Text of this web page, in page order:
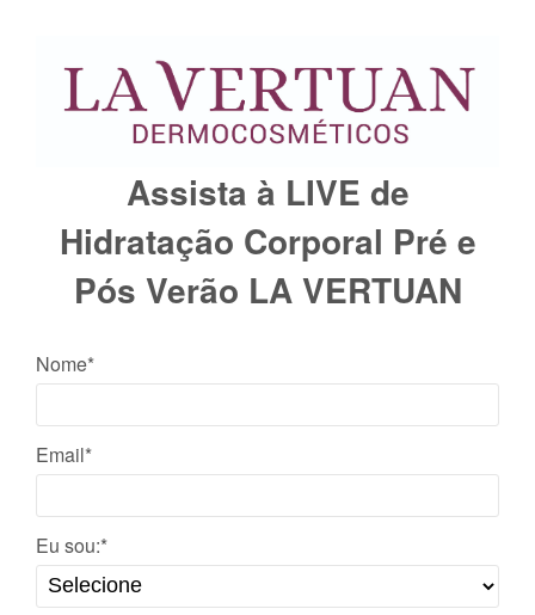
Assista à LIVE de
Hidratação Corporal Pré e
Pós Verão LA VERTUAN
Nome*
Email*
Eu sou:*